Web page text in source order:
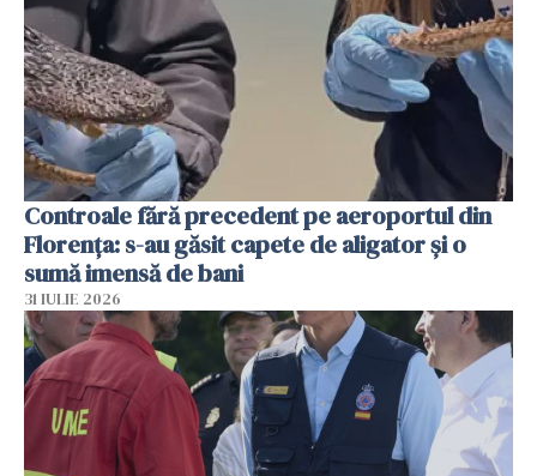
Controale fără precedent pe aeroportul din
Florența: s-au găsit capete de aligator și o
sumă imensă de bani
31 IULIE 2026